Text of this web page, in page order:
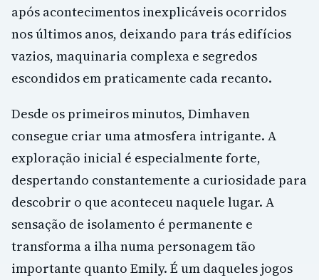
após acontecimentos inexplicáveis ocorridos
nos últimos anos, deixando para trás edifícios
vazios, maquinaria complexa e segredos
escondidos em praticamente cada recanto.
Desde os primeiros minutos, Dimhaven
consegue criar uma atmosfera intrigante. A
exploração inicial é especialmente forte,
despertando constantemente a curiosidade para
descobrir o que aconteceu naquele lugar. A
sensação de isolamento é permanente e
transforma a ilha numa personagem tão
importante quanto Emily. É um daqueles jogos